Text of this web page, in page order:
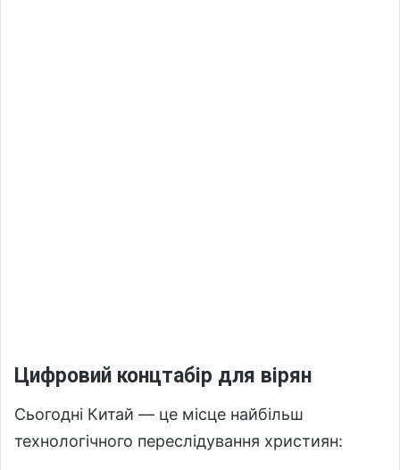
Цифровий концтабір для вірян
Сьогодні Китай — це місце найбільш
технологічного переслідування християн: